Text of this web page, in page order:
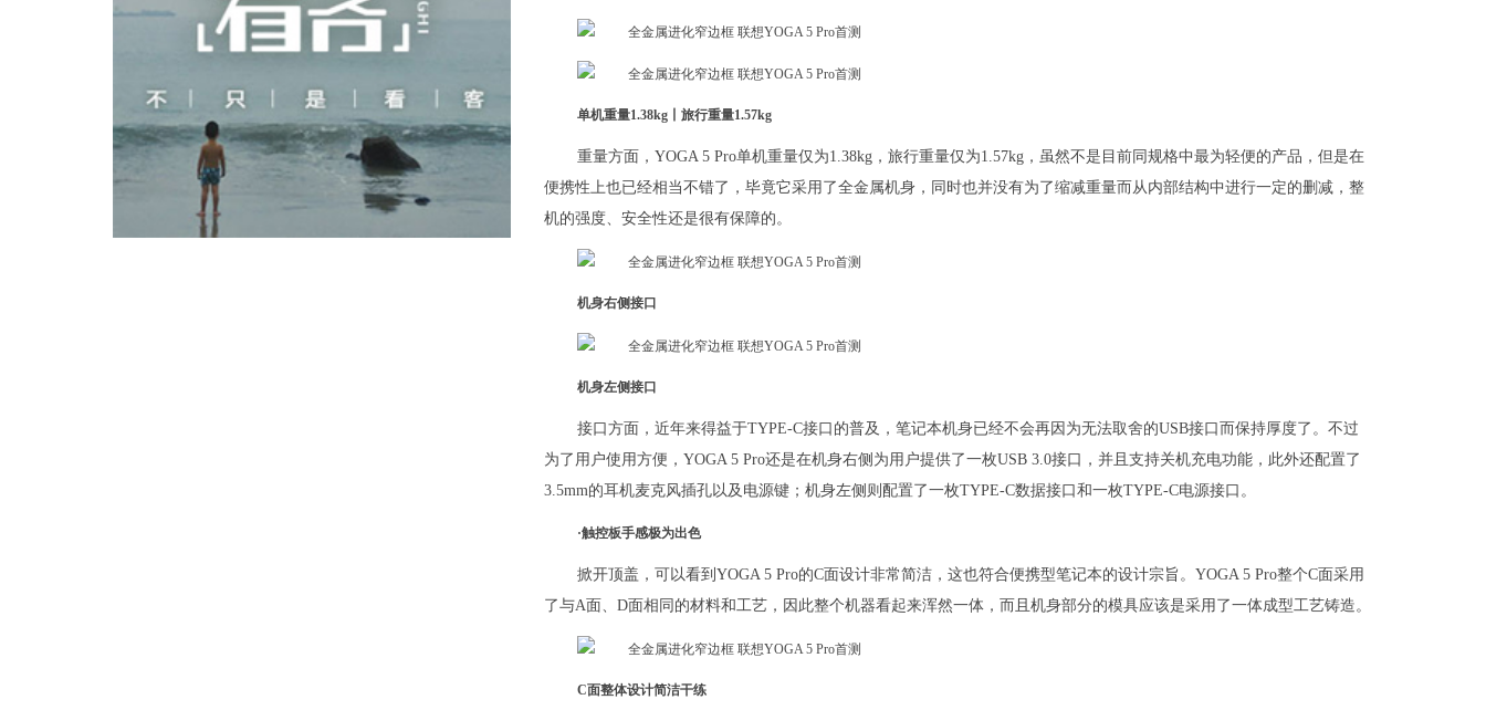
单机重量1.38kg丨旅行重量1.57kg
重量方面，YOGA 5 Pro单机重量仅为1.38kg，旅行重量仅为1.57kg，虽然不是目前同规格中最为轻便的产品，但是在
便携性上也已经相当不错了，毕竟它采用了全金属机身，同时也并没有为了缩减重量而从内部结构中进行一定的删减，整
机的强度、安全性还是很有保障的。
机身右侧接口
机身左侧接口
接口方面，近年来得益于TYPE-C接口的普及，笔记本机身已经不会再因为无法取舍的USB接口而保持厚度了。不过
为了用户使用方便，YOGA 5 Pro还是在机身右侧为用户提供了一枚USB 3.0接口，并且支持关机充电功能，此外还配置了
3.5mm的耳机麦克风插孔以及电源键；机身左侧则配置了一枚TYPE-C数据接口和一枚TYPE-C电源接口。
·触控板手感极为出色
掀开顶盖，可以看到YOGA 5 Pro的C面设计非常简洁，这也符合便携型笔记本的设计宗旨。YOGA 5 Pro整个C面采用
了与A面、D面相同的材料和工艺，因此整个机器看起来浑然一体，而且机身部分的模具应该是采用了一体成型工艺铸造。
C面整体设计简洁干练